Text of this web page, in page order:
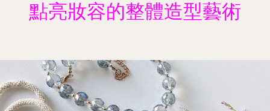
點亮妝容的整體造型藝術